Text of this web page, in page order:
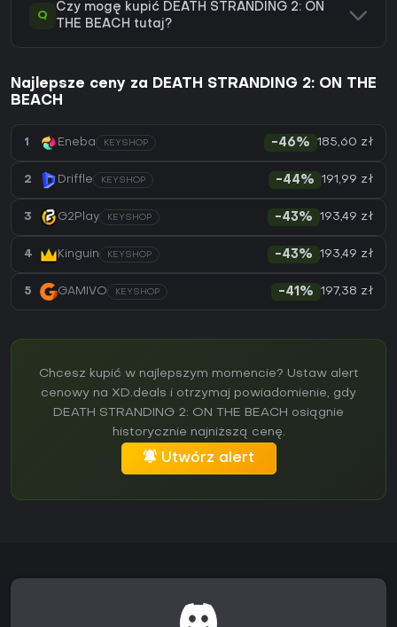
Q
Czy mogę kupić DEATH STRANDING 2: ON
THE BEACH tutaj?
Najlepsze ceny za DEATH STRANDING 2: ON THE
BEACH
1 Eneba KEYSHOP -46% 185,60 zł
2 Driffle KEYSHOP -44% 191,99 zł
3 G2Play KEYSHOP -43% 193,49 zł
4 Kinguin KEYSHOP -43% 193,49 zł
5 GAMIVO KEYSHOP -41% 197,38 zł
Chcesz kupić w najlepszym momencie? Ustaw alert
cenowy na XD.deals i otrzymaj powiadomienie, gdy
DEATH STRANDING 2: ON THE BEACH osiągnie
historycznie najniższą cenę.
Utwórz alert